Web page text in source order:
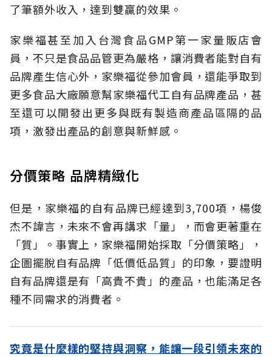
了筆額外收入，達到雙贏的效果。
家樂福甚至加入台灣食品GMP第一家量販店會
員，不只是食品品管更為嚴格，讓消費者能對自有
品牌產生信心外，家樂福從參加會員，還能爭取到
更多食品大廠願意幫家樂福代工自有品牌產品，甚
至還可以開發出更多與既有製造商產品區隔的品
項，激發出產品的創意與新鮮感。
分價策略 品牌精緻化
但是，家樂福的自有品牌已經達到3,700項，楊俊
杰不諱言，未來不會再講求「量」，而會更著重在
「質」。事實上，家樂福開始採取「分價策略」，
企圖擺脫自有品牌「低價低品質」的印象，要證明
自有品牌還是有「高貴不貴」的產品，也能滿足各
種不同需求的消費者。
究竟是什麼樣的堅持與洞察，能讓一段引領未來的